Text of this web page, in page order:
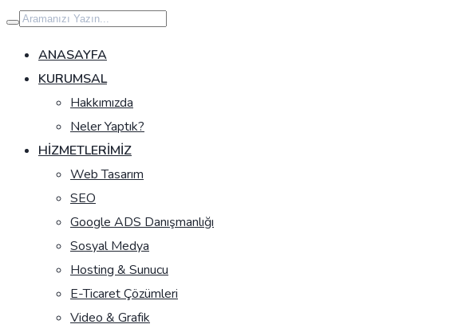
İçeriğe
geç
ANASAYFA
KURUMSAL
Hakkımızda
Neler Yaptık?
HIZMETLERIMIZ
Web Tasarım
SEO
Google ADS Danışmanlığı
Sosyal Medya
Hosting & Sunucu
E-Ticaret Çözümleri
Video & Grafik